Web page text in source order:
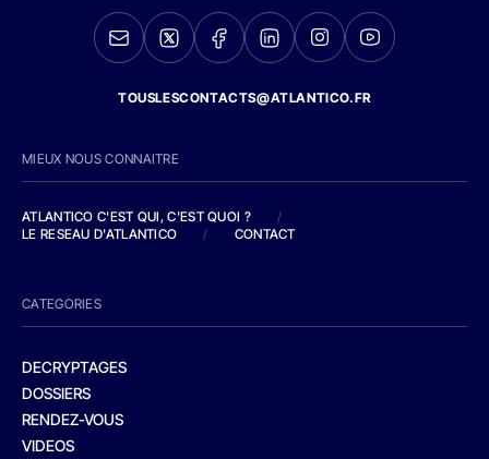
TOUSLESCONTACTS@ATLANTICO.FR
MIEUX NOUS CONNAITRE
ATLANTICO C'EST QUI, C'EST QUOI ?
/
LE RESEAU D'ATLANTICO
/ CONTACT
CATEGORIES
DECRYPTAGES
DOSSIERS
RENDEZ-VOUS
VIDEOS